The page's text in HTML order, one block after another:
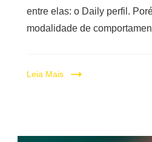
entre elas: o Daily perfil.
modalidade de
Leia Mais